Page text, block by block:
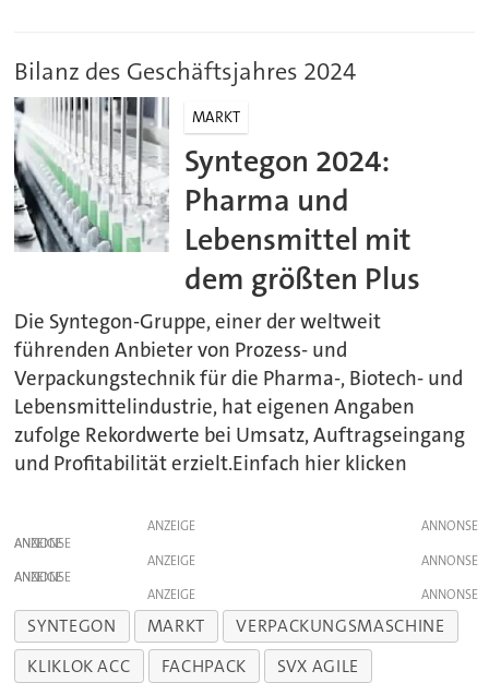
Bilanz des Geschäftsjahres 2024
MARKT
Syntegon 2024:
Pharma und
Lebensmittel mit
dem größten Plus
Die Syntegon-Gruppe, einer der weltweit
führenden Anbieter von Prozess- und
Verpackungstechnik für die Pharma-, Biotech- und
Lebensmittelindustrie, hat eigenen Angaben
zufolge Rekordwerte bei Umsatz, Auftragseingang
und Profitabilität erzielt.Einfach hier klicken
ANZEIGE
ANZEIGE
ANZEIGE
ANZEIGE
ANZEIGE
SYNTEGON MARKT
VERPACKUNGSMASCHINE
KLIKLOK ACC
FACHPACK SVX AGILE